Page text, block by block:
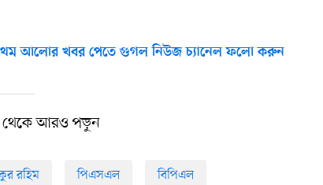
আলোর খবর পেতে গুগল নিউজ চ্যানেল ফলো করুন
আরও পড়ুন
রহিম পিএসএল বিপিএল